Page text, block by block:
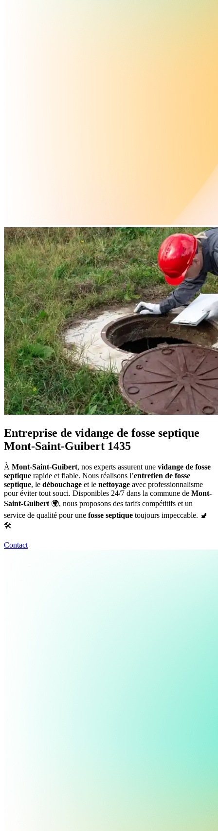
Entreprise de vidange de fosse septique
Mont-Saint-Guibert 1435
À Mont-Saint-Guibert, nos experts assurent une vidange de fosse
septique rapide et fiable. Nous réalisons l’entretien de fosse
septique, le débouchage et le nettoyage avec professionnalisme
pour éviter tout souci. Disponibles 24/7 dans la commune de Mont-
Saint-Guibert 🌍, nous proposons des tarifs compétitifs et un
service de qualité pour une fosse septique toujours impeccable. 🚽
🛠️
Contact